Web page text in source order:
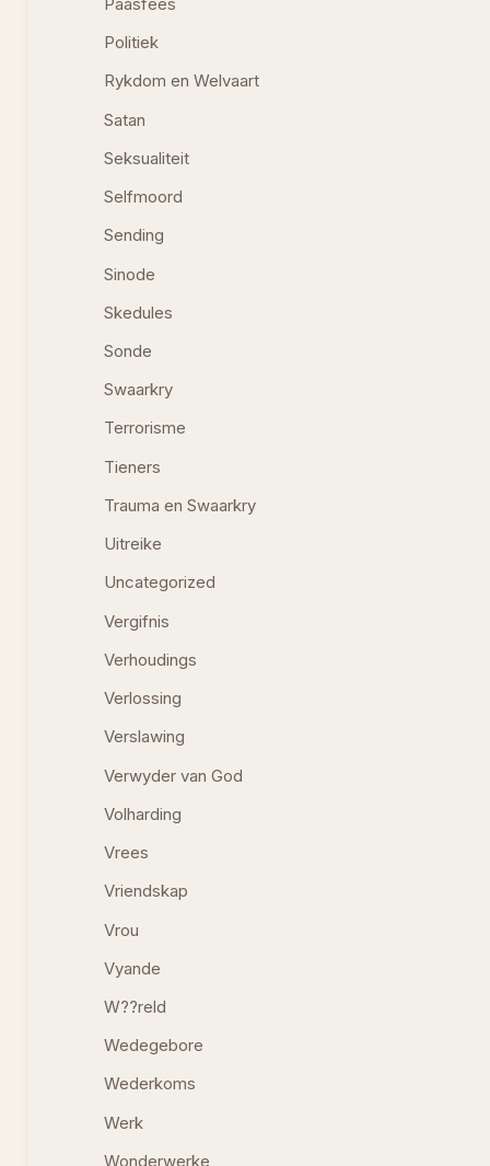
Paasfees
Politiek
Rykdom en Welvaart
Satan
Seksualiteit
Selfmoord
Sending
Sinode
Skedules
Sonde
Swaarkry
Terrorisme
Tieners
Trauma en Swaarkry
Uitreike
Uncategorized
Vergifnis
Verhoudings
Verlossing
Verslawing
Verwyder van God
Volharding
Vrees
Vriendskap
Vrou
Vyande
W??reld
Wedegebore
Wederkoms
Werk
Wonderwerke